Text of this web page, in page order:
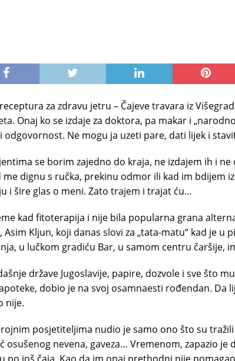
za zdravu jetru – Čajeve travara iz
Onaj ko se izdaje za doktora, pa makar i
odgovornost. Ne mogu ja uzeti pare, dati lijek i
se borim zajedno do kraja, ne izdajem ih i
me dignu s ručka, prekinu odmor ili kad im bdijem
i šire glas o meni. Zato trajem i trajat ću…
kad fitoterapija i nije bila popularna grana
Asim Kljun, koji danas slovi za „tata-matu“ kad je u
u lučkom gradiću Bar, u samom centru čaršije,
države Jugoslavije, papire, dozvole i sve što
dobio je na svoj osamnaesti rođendan. Da
nije.
posjetiteljima nudio je samo ono što su
osušenog nevena, gaveza… Vremenom, zapazio je